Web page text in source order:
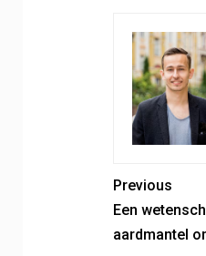
Previous
Een
aardmantel